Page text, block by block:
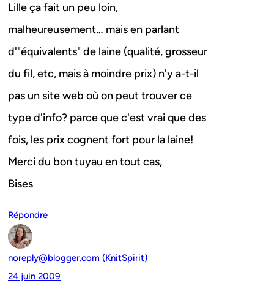
Lille ça fait un peu loin,
malheureusement… mais en parlant
d'"équivalents" de laine (qualité, grosseur
du fil, etc, mais à moindre prix) n'y a-t-il
pas un site web où on peut trouver ce
type d'info? parce que c'est vrai que des
fois, les prix cognent fort pour la laine!
Merci du bon tuyau en tout cas,
Bises
Répondre
noreply@blogger.com (KnitSpirit)
24 juin 2009